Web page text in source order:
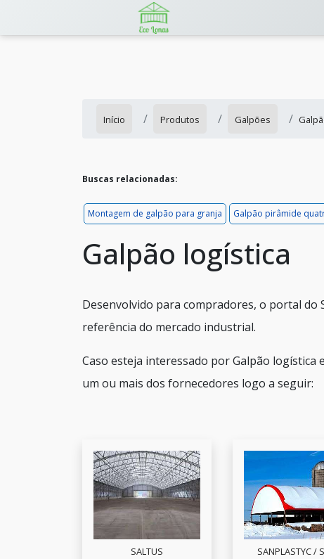
Início Produtos Galpões
Buscas relacionadas:
Montagem de galpão para granja Galpão pirâmide
Galpão logística
Desenvolvido para compradores, o portal
referência do mercado industrial.
Caso esteja interessado por Galpão
um ou mais dos fornecedores logo a seguir:
SALTUS
SANPLASTYC /